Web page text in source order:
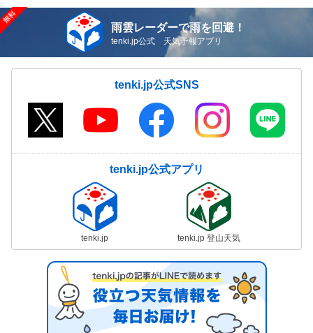
雨雲レーダーで雨を回避！
tenki.jp公式 天気予報アプリ
tenki.jp公式SNS
tenki.jp公式アプリ
tenki.jp tenki.jp 登山天気